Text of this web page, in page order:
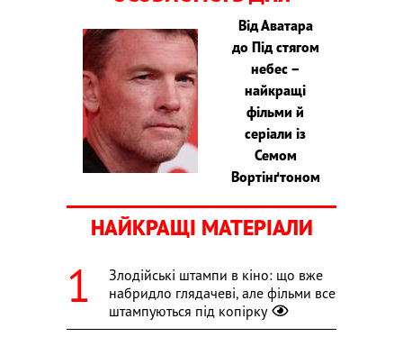
Від Аватара
до Під стягом
небес –
найкращі
фільми й
серіали із
Семом
Вортінґтоном
НАЙКРАЩІ МАТЕРІАЛИ
Злодійські штампи в кіно: що вже
набридло глядачеві, але фільми все
штампуються під копірку